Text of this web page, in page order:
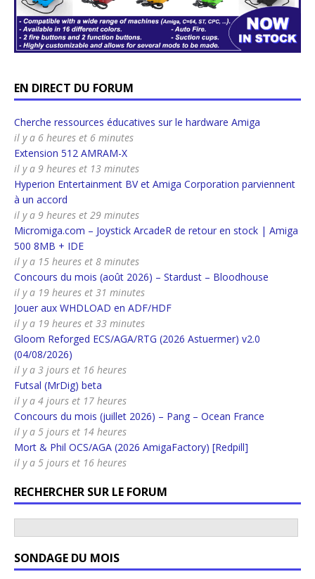
EN DIRECT DU FORUM
Cherche ressources éducatives sur le hardware Amiga
il y a 6 heures et 6 minutes
Extension 512 AMRAM-X
il y a 9 heures et 13 minutes
Hyperion Entertainment BV et Amiga Corporation parviennent
à un accord
il y a 9 heures et 29 minutes
Micromiga.com – Joystick ArcadeR de retour en stock | Amiga
500 8MB + IDE
il y a 15 heures et 8 minutes
Concours du mois (août 2026) – Stardust – Bloodhouse
il y a 19 heures et 31 minutes
Jouer aux WHDLOAD en ADF/HDF
il y a 19 heures et 33 minutes
Gloom Reforged ECS/AGA/RTG (2026 Astuermer) v2.0
(04/08/2026)
il y a 3 jours et 16 heures
Futsal (MrDig) beta
il y a 4 jours et 17 heures
Concours du mois (juillet 2026) – Pang – Ocean France
il y a 5 jours et 14 heures
Mort & Phil OCS/AGA (2026 AmigaFactory) [Redpill]
il y a 5 jours et 16 heures
RECHERCHER SUR LE FORUM
SONDAGE DU MOIS